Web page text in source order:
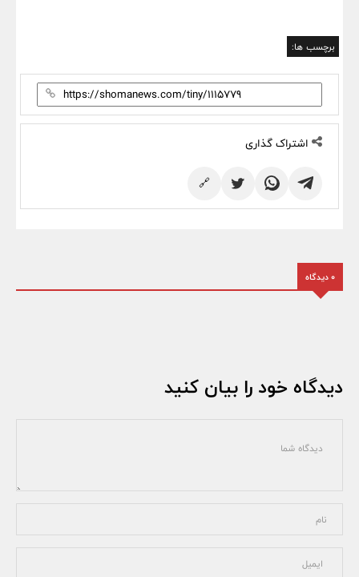
برچسب ها:
اشتراک گذاری
🔗
0 دیدگاه
دیدگاه خود را بیان کنید